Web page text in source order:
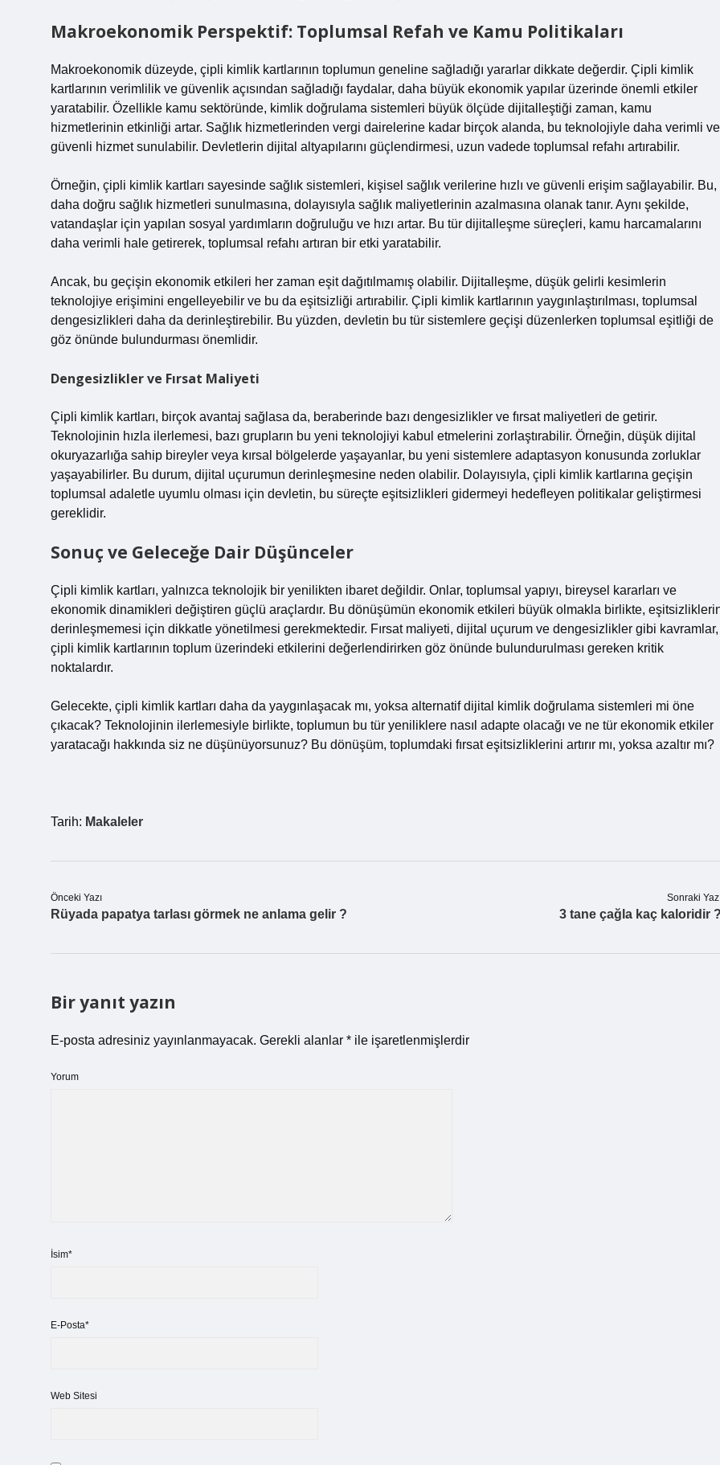
Makroekonomik Perspektif: Toplumsal Refah ve Kamu Politikaları
Makroekonomik düzeyde, çipli kimlik kartlarının toplumun geneline sağladığı yararlar dikkate değerdir. Çipli kimlik
kartlarının verimlilik ve güvenlik açısından sağladığı faydalar, daha büyük ekonomik yapılar üzerinde önemli etkiler
yaratabilir. Özellikle kamu sektöründe, kimlik doğrulama sistemleri büyük ölçüde dijitalleştiği zaman, kamu
hizmetlerinin etkinliği artar. Sağlık hizmetlerinden vergi dairelerine kadar birçok alanda, bu teknolojiyle daha verimli ve
güvenli hizmet sunulabilir. Devletlerin dijital altyapılarını güçlendirmesi, uzun vadede toplumsal refahı artırabilir.
Örneğin, çipli kimlik kartları sayesinde sağlık sistemleri, kişisel sağlık verilerine hızlı ve güvenli erişim sağlayabilir. Bu,
daha doğru sağlık hizmetleri sunulmasına, dolayısıyla sağlık maliyetlerinin azalmasına olanak tanır. Aynı şekilde,
vatandaşlar için yapılan sosyal yardımların doğruluğu ve hızı artar. Bu tür dijitalleşme süreçleri, kamu harcamalarını
daha verimli hale getirerek, toplumsal refahı artıran bir etki yaratabilir.
Ancak, bu geçişin ekonomik etkileri her zaman eşit dağıtılmamış olabilir. Dijitalleşme, düşük gelirli kesimlerin
teknolojiye erişimini engelleyebilir ve bu da eşitsizliği artırabilir. Çipli kimlik kartlarının yaygınlaştırılması, toplumsal
dengesizlikleri daha da derinleştirebilir. Bu yüzden, devletin bu tür sistemlere geçişi düzenlerken toplumsal eşitliği de
göz önünde bulundurması önemlidir.
Dengesizlikler ve Fırsat Maliyeti
Çipli kimlik kartları, birçok avantaj sağlasa da, beraberinde bazı dengesizlikler ve fırsat maliyetleri de getirir.
Teknolojinin hızla ilerlemesi, bazı grupların bu yeni teknolojiyi kabul etmelerini zorlaştırabilir. Örneğin, düşük dijital
okuryazarlığa sahip bireyler veya kırsal bölgelerde yaşayanlar, bu yeni sistemlere adaptasyon konusunda zorluklar
yaşayabilirler. Bu durum, dijital uçurumun derinleşmesine neden olabilir. Dolayısıyla, çipli kimlik kartlarına geçişin
toplumsal adaletle uyumlu olması için devletin, bu süreçte eşitsizlikleri gidermeyi hedefleyen politikalar geliştirmesi
gereklidir.
Sonuç ve Geleceğe Dair Düşünceler
Çipli kimlik kartları, yalnızca teknolojik bir yenilikten ibaret değildir. Onlar, toplumsal yapıyı, bireysel kararları ve
ekonomik dinamikleri değiştiren güçlü araçlardır. Bu dönüşümün ekonomik etkileri büyük olmakla birlikte,
derinleşmemesi için dikkatle yönetilmesi gerekmektedir. Fırsat maliyeti, dijital uçurum ve dengesizlikler gibi kavramlar,
çipli kimlik kartlarının toplum üzerindeki etkilerini değerlendirirken göz önünde bulundurulması gereken kritik
noktalardır.
Gelecekte, çipli kimlik kartları daha da yaygınlaşacak mı, yoksa alternatif dijital kimlik doğrulama sistemleri mi öne
çıkacak? Teknolojinin ilerlemesiyle birlikte, toplumun bu tür yeniliklere nasıl adapte olacağı ve ne tür ekonomik etkiler
yaratacağı hakkında siz ne düşünüyorsunuz? Bu dönüşüm, toplumdaki fırsat eşitsizliklerini artırır mı, yoksa azaltır mı?
Tarih: Makaleler
Önceki Yazı
Rüyada papatya tarlası görmek ne anlama gelir ?
Sonraki
3 tane çağla kaç kaloridir
Bir yanıt yazın
E-posta adresiniz yayınlanmayacak. Gerekli alanlar * ile işaretlenmişlerdir
Yorum
İsim*
E-Posta*
Web Sitesi